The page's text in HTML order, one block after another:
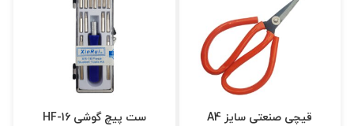
قیچی صنعتی سایز A4 ست پیچ گوشی HF-16